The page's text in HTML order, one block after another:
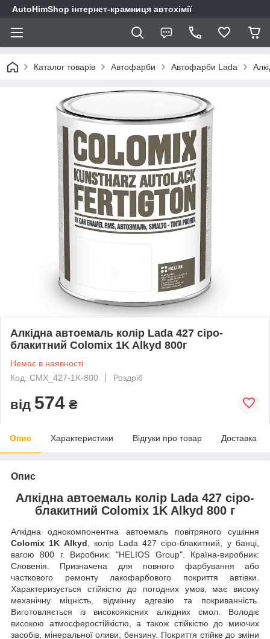
AutoHimShop інтернет-крамниця автохімії
Каталог товарів Автофарби Автофарби Lada
Алкідна автоемаль колір Lada 427 сіро-
блакитний Colomix 1K Alkyd 800г
Немає в наявності
Код: CMX_427-1K-800
Роздріб
від 574 ₴
Опис Характеристики Відгуки про товар Доставка
Опис
Алкідна автоемаль колір Lada 427 сіро-
блакитний Colomix 1K Alkyd 800 г
Алкідна однокомпонентна автоемаль повітряного сушіння
Colomix 1K Alkyd, колір Lada 427 сіро-блакитний, у банці,
вагою 800 г. Виробник: "HELIOS Group". Країна-виробник:
Словенія. Призначена для повного фарбування або
часткового ремонту лакофарбового покриття автівки.
Характеризується стійкістю до погодних умов, має високу
механічну міцність, відмінну адгезію та покриванність.
Виготовляється із високоякісних алкідних смол. Володіє
високою атмосферостійкістю, а також стійкістю до миючих
засобів, мінеральної оливи, бензину. Покриття стійке до зміни